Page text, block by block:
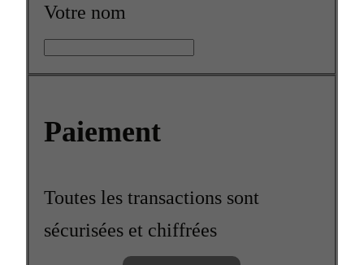
Votre nom
Paiement
Toutes les transactions sont
sécurisées et chiffrées